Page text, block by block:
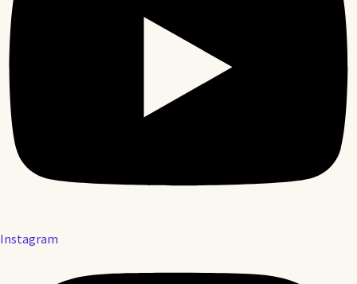
Instagram